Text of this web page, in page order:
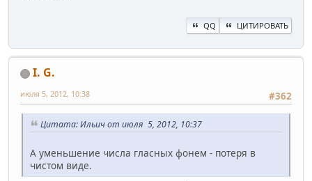
QQ ЦИТИРОВАТЬ
I. G.
#362
июля 5, 2012, 10:38
Цитата: Ильич от июля 5, 2012, 10:37
А уменьшение числа гласных фонем - потеря в
чистом виде.